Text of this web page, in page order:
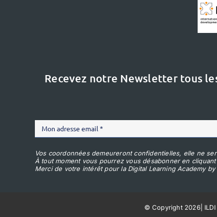
Recevez notre Newsletter tous
Vos coordonnées demeureront confidentielles, elle ne
À tout moment vous pourrez vous désabonner en
Merci de votre intérêt pour la Digital Learning Academy by
© Copyright 2026| ILDI